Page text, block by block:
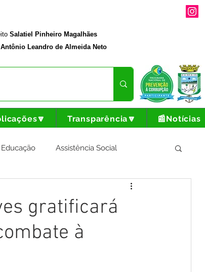
Salatiel Pinheiro Magalhães
Antônio Leandro de Almeida Neto
Transparência🔽 📰Notícias
Educação Assistência Social
Lazer
Nota de Pesar
gratificará
à